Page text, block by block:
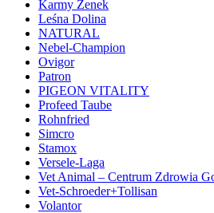
Karmy Zenek
Leśna Dolina
NATURAL
Nebel-Champion
Ovigor
Patron
PIGEON VITALITY
Profeed Taube
Rohnfried
Simcro
Stamox
Versele-Laga
Vet Animal – Centrum Zdrowia
Vet-Schroeder+Tollisan
Volantor